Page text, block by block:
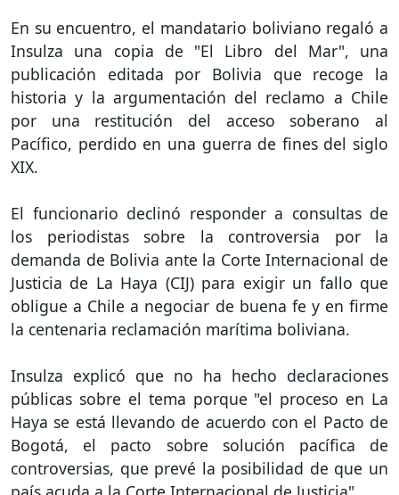
En su encuentro, el mandatario boliviano regaló a
Insulza una copia de "El Libro del Mar", una
publicación editada por Bolivia que recoge la
historia y la argumentación del reclamo a Chile
por una restitución del acceso soberano al
Pacífico, perdido en una guerra de fines del siglo
XIX.
El funcionario declinó responder a consultas de
los periodistas sobre la controversia por la
demanda de Bolivia ante la Corte Internacional de
Justicia de La Haya (CIJ) para exigir un fallo que
obligue a Chile a negociar de buena fe y en firme
la centenaria reclamación marítima boliviana.
Insulza explicó que no ha hecho declaraciones
públicas sobre el tema porque "el proceso en La
Haya se está llevando de acuerdo con el Pacto de
Bogotá, el pacto sobre solución pacífica de
controversias, que prevé la posibilidad de que un